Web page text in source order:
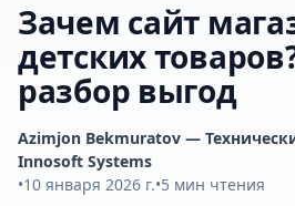
Зачем сайт
детских
разбор выгод
Azimjon Bekmuratov —
Innosoft Systems
•10 января 2026 г.•5 мин чтения